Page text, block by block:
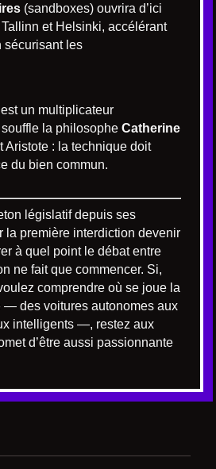
(sandboxes) ouvrira d’ici
et Helsinki, accélérant
sécurisant les
un multiplicateur
la philosophe Catherine
Aristote : la technique doit
du bien commun.
législatif depuis ses
la première interdiction devenir
à quel point le débat entre
ne fait que commencer. Si,
comprendre où se joue la
— des voitures autonomes aux
intelligents —, restez aux
d’être aussi passionnante